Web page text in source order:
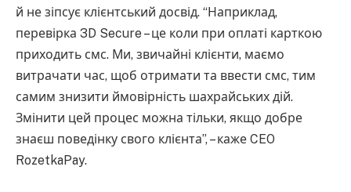
й не зіпсує клієнтський досвід. “Наприклад,
перевірка 3D Secure – це коли при оплаті карткою
приходить смс. Ми, звичайні клієнти, маємо
витрачати час, щоб отримати та ввести смс, тим
самим знизити ймовірність шахрайських дій.
Змінити цей процес можна тільки, якщо добре
знаєш поведінку свого клієнта”, – каже CEO
RozetkaPay.